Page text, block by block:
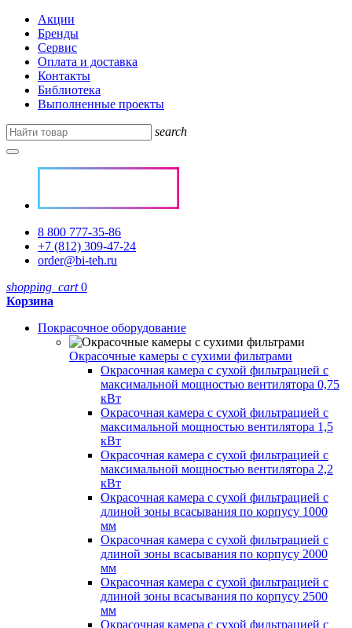
Акции
Бренды
Сервис
Оплата и доставка
Контакты
Библиотека
Выполненные проекты
search
8 800 777-35-86
+7 (812) 309-47-24
order@bi-teh.ru
shopping_cart 0
Корзина
Покрасочное оборудование
Окрасочные камеры с сухими фильтрами
Окрасочная камера с сухой фильтрацией с
максимальной мощностью вентилятора 0,75
кВт
Окрасочная камера с сухой фильтрацией с
максимальной мощностью вентилятора 1,5
кВт
Окрасочная камера с сухой фильтрацией с
максимальной мощностью вентилятора 2,2
кВт
Окрасочная камера с сухой фильтрацией с
длиной зоны всасывания по корпусу 1000
мм
Окрасочная камера с сухой фильтрацией с
длиной зоны всасывания по корпусу 2000
мм
Окрасочная камера с сухой фильтрацией с
длиной зоны всасывания по корпусу 2500
мм
Окрасочная камера с сухой фильтрацией с